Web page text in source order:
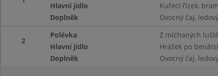
Hlavní jídlo
Kuřecí řízek,
Doplněk
Ovocný čaj,
2
Polévka
Z míchaných
Hlavní jídlo
Hrášek po
Doplněk
Ovocný čaj,